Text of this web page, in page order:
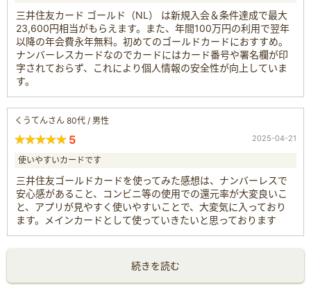
三井住友カード ゴールド（NL） は新規入会＆条件達成で最大
23,600円相当がもらえます。また、年間100万円の利用で翌年
以降の年会費永年無料。初めてのゴールドカードにおすすめ。
ナンバーレスカードなのでカードにはカード番号や署名欄が印
字されておらず、これにより個人情報の安全性が向上していま
す。
くうてんさん 80代 / 男性
5 2025-04-21
使いやすいカードです
三井住友ゴールドカードを使ってみた感想は、ナンバーレスで
安心感があること、コンビニ等の使用での還元率が大変良いこ
と、アプリが見やすく使いやすいことで、大変気に入っており
ます。メインカードとして使っていきたいと思っております
続きを読む